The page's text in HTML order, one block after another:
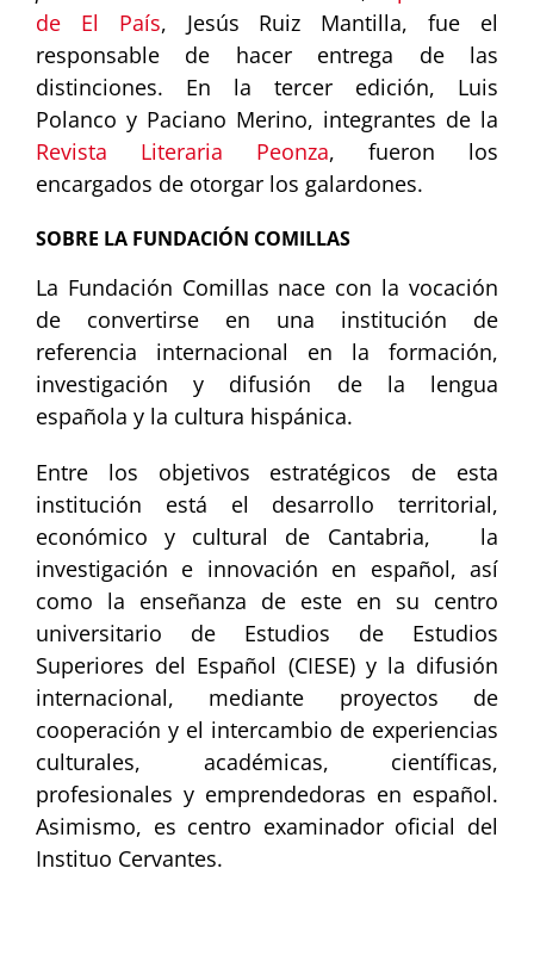
de El País, Jesús Ruiz Mantilla, fue el
responsable de hacer entrega de las
distinciones. En la tercer edición, Luis
Polanco y Paciano Merino, integrantes de la
Revista Literaria Peonza, fueron los
encargados de otorgar los galardones.
SOBRE LA FUNDACIÓN COMILLAS
La Fundación Comillas nace con la vocación
de convertirse en una institución de
referencia internacional en la formación,
investigación y difusión de la lengua
española y la cultura hispánica.
Entre los objetivos estratégicos de esta
institución está el desarrollo territorial,
económico y cultural de Cantabria, la
investigación e innovación en español, así
como la enseñanza de este en su centro
universitario de Estudios de Estudios
Superiores del Español (CIESE) y la difusión
internacional, mediante proyectos de
cooperación y el intercambio de experiencias
culturales, académicas, científicas,
profesionales y emprendedoras en español.
Asimismo, es centro examinador oficial del
Instituo Cervantes.